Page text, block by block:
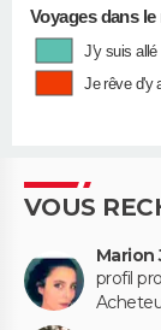
Voyages dans
J'y suis allé
Je rêve d'y
VOUS
Marion
profil